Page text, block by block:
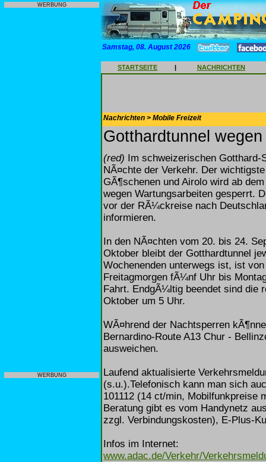
WERBUNG
WERBUNG
Samstag, 08. August 2026
STARTSEITE | NACHRICHTEN
Nachrichten > Mobile Freizeit
Gotthardtunnel
(red) Im schweizerischen
NÃ¤chte der Verkehr. Der
GÃ¶schenen und Airolo wird ab
wegen Wartungsarbeiten gesperrt.
vor der RÃ¼ckreise nach
informieren.
In den NÃ¤chten vom 20. bis 24.
Oktober bleibt der Gotthardtunnel
Wochenenden unterwegs ist, ist
Freitagmorgen fÃ¼nf Uhr bis
Fahrt. EndgÃ¼ltig beendet sind die
Oktober um 5 Uhr.
WÃ¤hrend der Nachtsperren
Bernardino-Route A13 Chur -
ausweichen.
Laufend aktualisierte
(s.u.).Telefonisch kann man sich
101112 (14 ct/min, Mobilfunkpreise
Beratung gibt es vom Handynetz
zzgl. Verbindungskosten), E-Plus-
Infos im Internet:
www.adac.de/Verkehr/